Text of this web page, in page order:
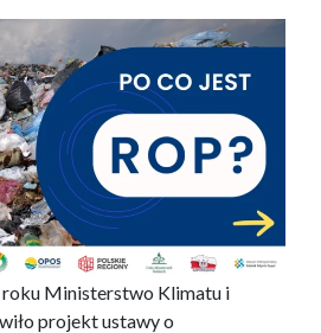
roku Ministerstwo Klimatu i
projekt ustawy o